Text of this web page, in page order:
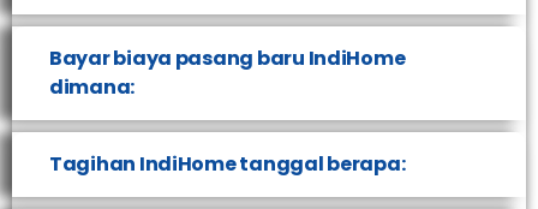
Bayar biaya pasang baru IndiHome
dimana:
Tagihan IndiHome tanggal berapa: